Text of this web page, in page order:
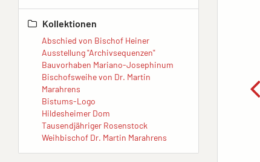
Kollektionen
Abschied von Bischof Heiner
Ausstellung "Archivsequenzen"
Bauvorhaben Mariano-Josephinum
Bischofsweihe von Dr. Martin
Marahrens
Bistums-Logo
Hildesheimer Dom
Tausendjähriger Rosenstock
Weihbischof Dr. Martin Marahrens